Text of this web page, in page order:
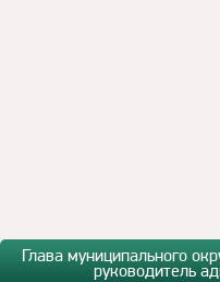
Глава муниципального
руководитель